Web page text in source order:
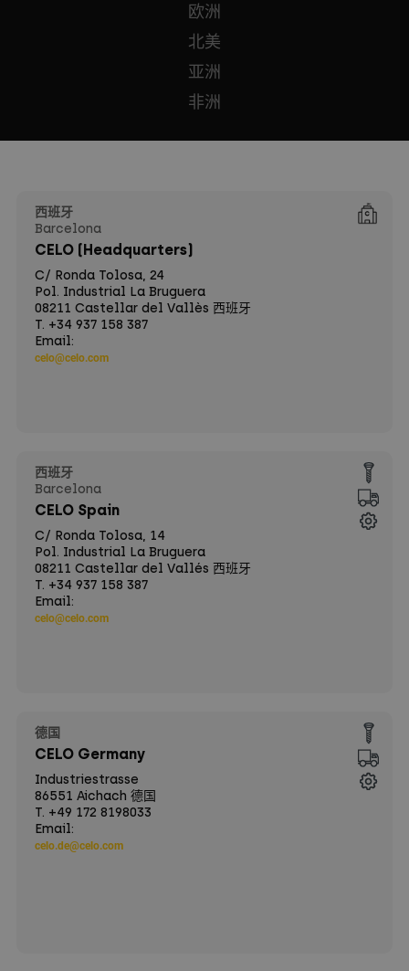
欧洲
北美
亚洲
非洲
西班牙
Barcelona
CELO (Headquarters)
C/ Ronda Tolosa, 24
Pol. Industrial La Bruguera
08211 Castellar del Vallès 西班牙
T. +34 937 158 387
Email:
celo@celo.com
西班牙
Barcelona
CELO Spain
C/ Ronda Tolosa, 14
Pol. Industrial La Bruguera
08211 Castellar del Vallés 西班牙
T. +34 937 158 387
Email:
celo@celo.com
德国
CELO Germany
Industriestrasse
86551 Aichach 德国
T. +49 172 8198033
Email:
celo.de@celo.com